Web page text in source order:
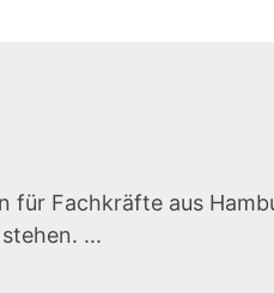
für Fachkräfte aus
...